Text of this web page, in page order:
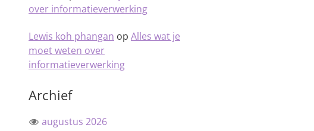
over informatieverwerking
Lewis koh phangan op Alles wat je
moet weten over
informatieverwerking
Archief
augustus 2026